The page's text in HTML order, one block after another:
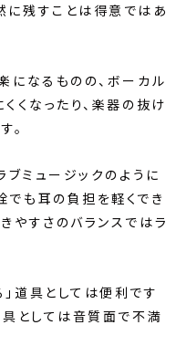
に残すことは得意ではあ
になるものの、ボーカル
くなったり、楽器の抜け
。
ブミュージックのように
も耳の負担を軽くでき
やすさのバランスではラ
道具としては便利です
具としては音質面で不満